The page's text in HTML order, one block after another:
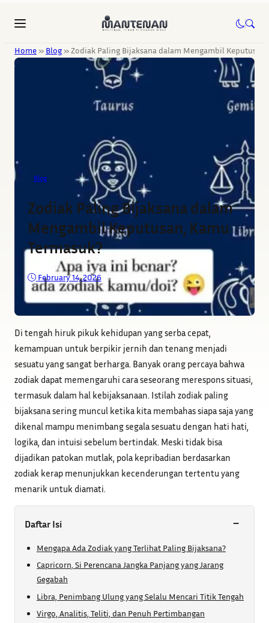
Home » Blog »Zodiak Paling Bijaksana dalam Mengambil Keputusan,
Blog
Zodiak Paling Bijaksana dalam
Mengambil Keputusan, Kamu
Termasuk?
February 14, 2026• 20 6 Min read
Di tengah hiruk pikuk kehidupan yang serba cepat,
kemampuan untuk berpikir jernih dan tenang menjadi
sesuatu yang sangat berharga. Banyak orang percaya bahwa
zodiak dapat memengaruhi cara seseorang merespons situasi,
termasuk dalam hal kebijaksanaan. Istilah zodiak paling
bijaksana sering muncul ketika kita membahas siapa saja yang
dikenal mampu menimbang segala sesuatu dengan hati hati,
logika, dan intuisi sebelum bertindak. Meski tidak bisa
dijadikan patokan mutlak, pola kepribadian berdasarkan
zodiak kerap menunjukkan kecenderungan tertentu yang
menarik untuk diamati.
Daftar Isi −
Mengapa Ada Zodiak yang Terlihat Paling Bijaksana?
Capricorn, Si Perencana Jangka Panjang yang Jarang
Gegabah
Libra, Penimbang Ulung yang Selalu Mencari Titik Tengah
Virgo, Analitis, Teliti, dan Penuh Pertimbangan